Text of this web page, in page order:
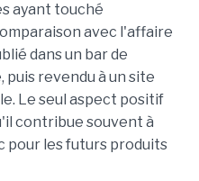
ayant touché
avec l'affaire
dans un bar de
puis revendu à un site
Le seul aspect positif
contribue souvent à
pour les futurs produits